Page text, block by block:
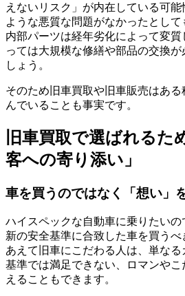
えないリスク」が内在している可
ような悪質な問題がなかったとし
内部パーツは経年劣化によって変
っては大規模な修繕や部品の交換
しょう。
そのため旧車買取や旧車販売はあ
んでいることも事実です。
旧車買取で選ばれるた
客への寄り添い」
車を買うのではなく「想い」
ハイスペックな自動車に乗りたい
新の安全基準に合致した車を買うべ
あえて旧車にこだわる人は、単な
基準では満足できない、ロマンや
えることもできます。